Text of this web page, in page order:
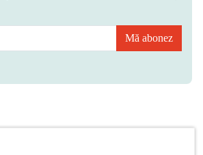
Mă abonez